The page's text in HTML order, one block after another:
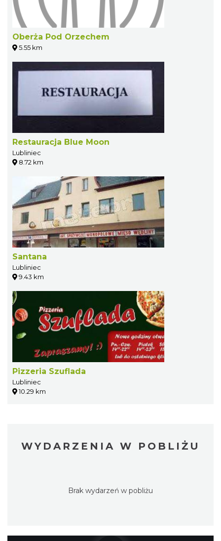
Oberża Pod Orzechem
5.55 km
Restauracja Blue Moon
Lubliniec
8.72 km
Santana
Lubliniec
9.43 km
Pizzeria Szuflada
Lubliniec
10.29 km
WYDARZENIA W POBLIŻU
Brak wydarzeń w pobliżu